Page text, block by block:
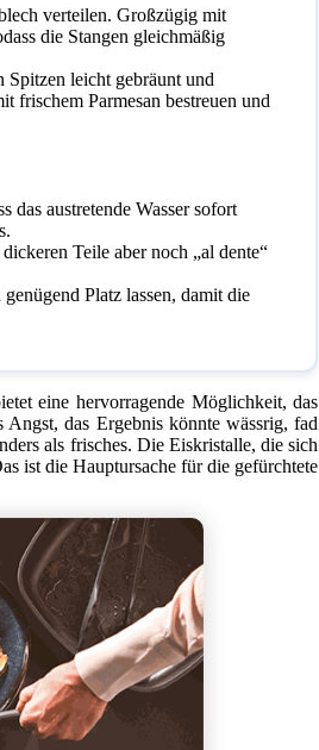
verteilen. Großzügig mit
die Stangen gleichmäßig
leicht gebräunt und
frischem Parmesan bestreuen und
das austretende Wasser sofort
Teile aber noch „al dente“
Platz lassen, damit die
eine hervorragende Möglichkeit, das
das Ergebnis könnte wässrig, fad
als frisches. Die Eiskristalle, die sich
ist die Hauptursache für die gefürchtete